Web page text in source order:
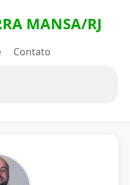
MANSA/RJ
Contato